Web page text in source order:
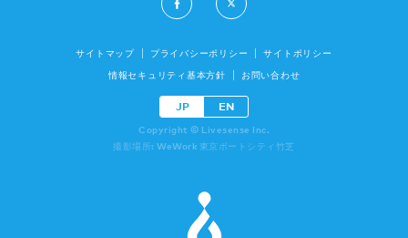
サイトマップ プライバシーポリシー サイトポリシー
情報セキュリティ基本方針 お問い合わせ
JP EN
Copyright © Livesense Inc.
撮影場所: WeWork 東京ポートシティ竹芝